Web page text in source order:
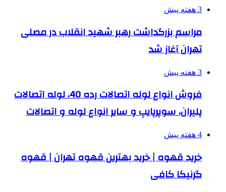
3 هفته پیش
مراسم بزرگداشت رهبر شهید انقلاب در مصلی
تهران آغاز شد
3 هفته پیش
فروش انواع لوله اتصالات رده 40، لوله اتصالات
پلیران، سوپرپایپ و سایر انواع لوله و اتصالات
4 هفته پیش
خرید قهوه | خرید بهترین قهوه تهران | قهوه
گرنیکا کافی